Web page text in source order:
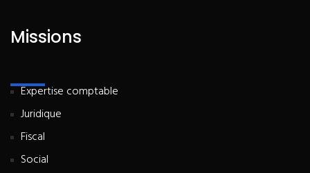
Missions
Expertise comptable
Juridique
Fiscal
Social